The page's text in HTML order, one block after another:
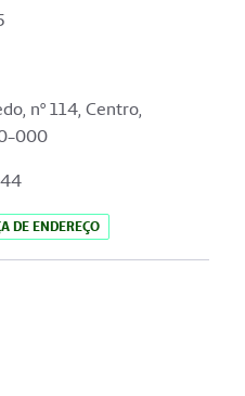
nº 114, Centro,
000
DE ENDEREÇO